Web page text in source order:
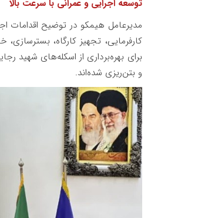
توسعه اجرایی و عمرانی با سرعت بالا
مدیرعامل هیمکو در توضیح اقدامات
کارفرمایی، تجهیز کارگاه،
برای بهره‌برداری از اسکله‌های
و بتن‌ریزی شده‌اند.